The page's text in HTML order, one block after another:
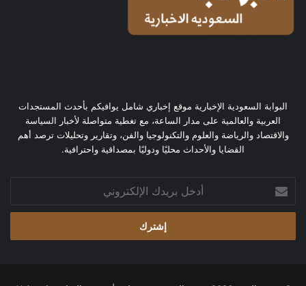
البوابة السعودية الإخبارية موقع إخباري شامل يوافيكم بأحدث المستجدات
العربية والعالمية على مدار الساعة، مع تغطية متواصلة لأخبار السياسة
والاقتصاد والرياضة والعلوم والتكنولوجيا والفن، وتقارير وتحليلات ترصد أهم
القضايا والأحداث محليًا ودوليًا بمصداقية واحترافية.
بريدك
الإلكتروني